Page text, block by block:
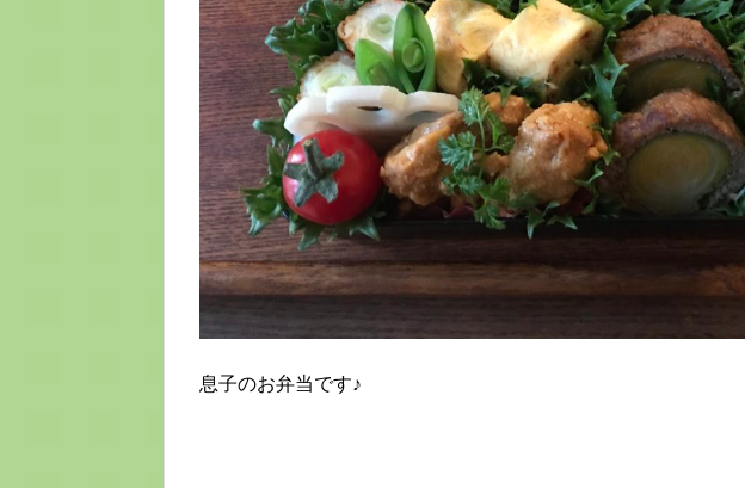
息子のお弁当です♪